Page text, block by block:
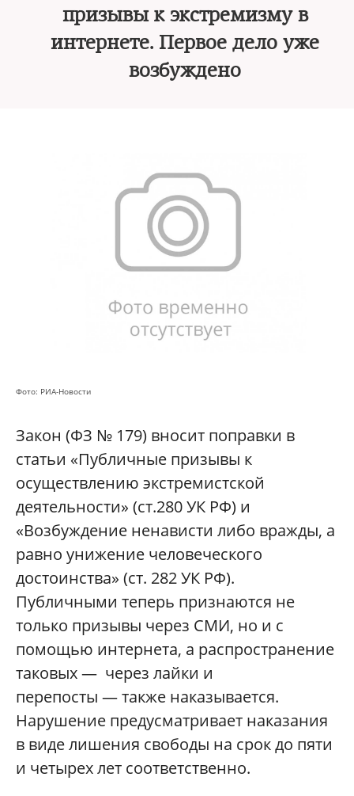
призывы к экстремизму в
интернете. Первое дело уже
возбуждено
Фото: РИА-Новости
Закон (ФЗ № 179) вносит поправки в
статьи «Публичные призывы к
осуществлению экстремистской
деятельности» (ст.280 УК РФ) и
«Возбуждение ненависти либо вражды, а
равно унижение человеческого
достоинства» (ст. 282 УК РФ).
Публичными теперь признаются не
только призывы через СМИ, но и с
помощью интернета, а распространение
таковых— через лайки и
перепосты — также наказывается.
Нарушение предусматривает наказания
в виде лишения свободы на срок до пяти
и четырех лет соответственно.